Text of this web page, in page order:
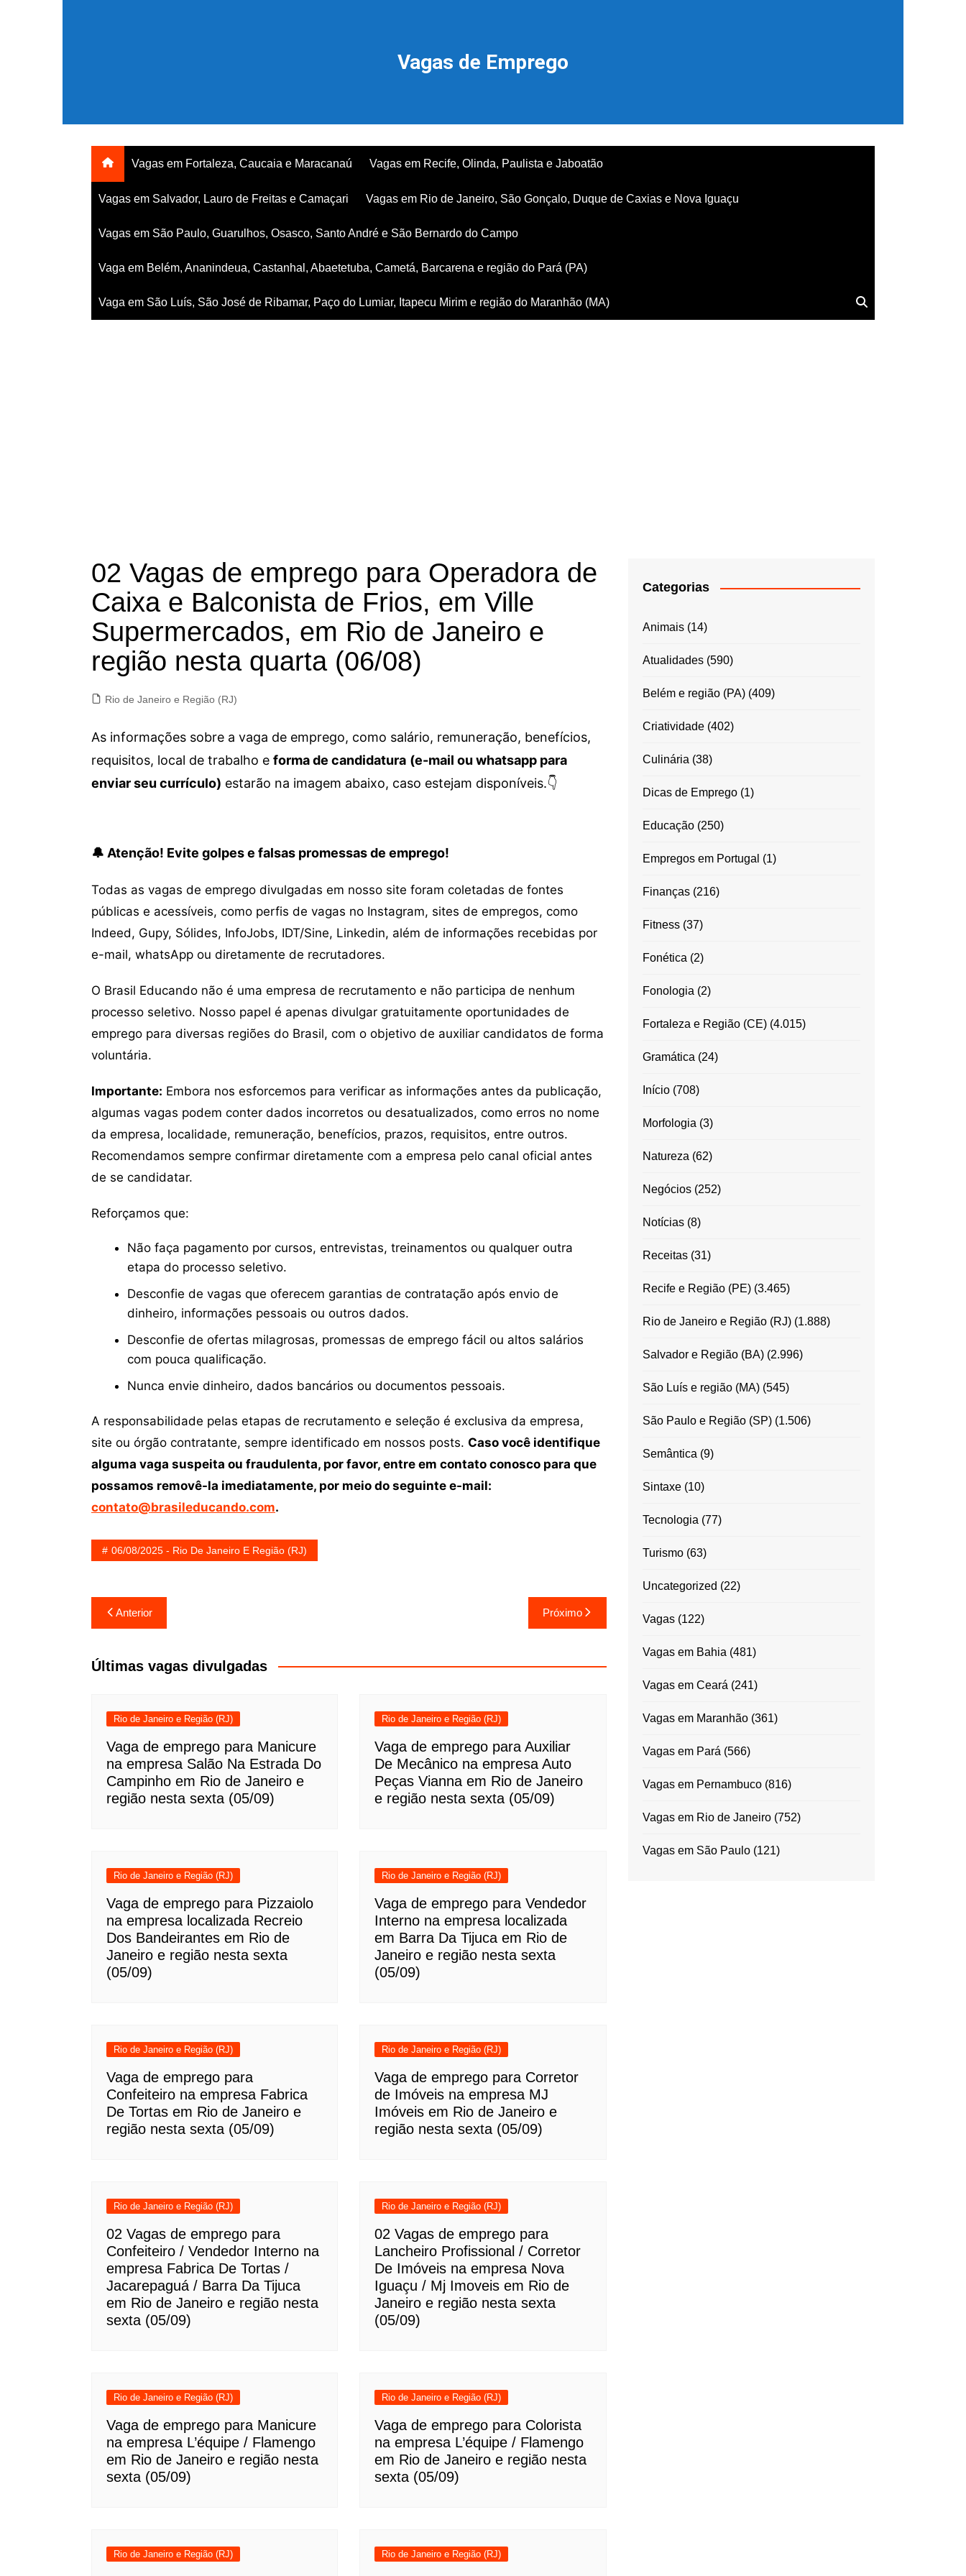
Vagas de Emprego
Vagas em Fortaleza, Caucaia e Maracanaú Vagas em Recife, Olinda, Paulista e Jaboatão
Vagas em Salvador, Lauro de Freitas e Camaçari Vagas em Rio de Janeiro, São Gonçalo, Duque de Caxias e Nova Iguaçu
Vagas em São Paulo, Guarulhos, Osasco, Santo André e São Bernardo do Campo
Vaga em Belém, Ananindeua, Castanhal, Abaetetuba, Cametá, Barcarena e região do Pará (PA)
Vaga em São Luís, São José de Ribamar, Paço do Lumiar, Itapecu Mirim e região do Maranhão (MA)
02 Vagas de emprego para Operadora de
Caixa e Balconista de Frios, em Ville
Supermercados, em Rio de Janeiro e
região nesta quarta (06/08)
Rio de Janeiro e Região (RJ)
As informações sobre a vaga de emprego, como salário, remuneração, benefícios,
requisitos, local de trabalho e forma de candidatura (e-mail ou whatsapp para
enviar seu currículo) estarão na imagem abaixo, caso estejam disponíveis.👇
🔔 Atenção! Evite golpes e falsas promessas de emprego!
Todas as vagas de emprego divulgadas em nosso site foram coletadas de fontes
públicas e acessíveis, como perfis de vagas no Instagram, sites de empregos, como
Indeed, Gupy, Sólides, InfoJobs, IDT/Sine, Linkedin, além de informações recebidas por
e-mail, whatsApp ou diretamente de recrutadores.
O Brasil Educando não é uma empresa de recrutamento e não participa de nenhum
processo seletivo. Nosso papel é apenas divulgar gratuitamente oportunidades de
emprego para diversas regiões do Brasil, com o objetivo de auxiliar candidatos de forma
voluntária.
Importante: Embora nos esforcemos para verificar as informações antes da publicação,
algumas vagas podem conter dados incorretos ou desatualizados, como erros no nome
da empresa, localidade, remuneração, benefícios, prazos, requisitos, entre outros.
Recomendamos sempre confirmar diretamente com a empresa pelo canal oficial antes
de se candidatar.
Reforçamos que:
Não faça pagamento por cursos, entrevistas, treinamentos ou qualquer outra
etapa do processo seletivo.
Desconfie de vagas que oferecem garantias de contratação após envio de
dinheiro, informações pessoais ou outros dados.
Desconfie de ofertas milagrosas, promessas de emprego fácil ou altos salários
com pouca qualificação.
Nunca envie dinheiro, dados bancários ou documentos pessoais.
A responsabilidade pelas etapas de recrutamento e seleção é exclusiva da empresa,
site ou órgão contratante, sempre identificado em nossos posts. Caso você identifique
alguma vaga suspeita ou fraudulenta, por favor, entre em contato conosco para que
possamos removê-la imediatamente, por meio do seguinte e-mail:
contato@brasileducando.com.
06/08/2025 - Rio De Janeiro E Região (RJ)
Navegação
de
Post
Anterior Próximo
Últimas vagas divulgadas
Rio de Janeiro e Região (RJ)
Vaga de emprego para Manicure
na empresa Salão Na Estrada Do
Campinho em Rio de Janeiro e
região nesta sexta (05/09)
Rio de Janeiro e Região (RJ)
Vaga de emprego para Auxiliar
De Mecânico na empresa Auto
Peças Vianna em Rio de Janeiro
e região nesta sexta (05/09)
Rio de Janeiro e Região (RJ)
Vaga de emprego para Pizzaiolo
na empresa localizada Recreio
Dos Bandeirantes em Rio de
Janeiro e região nesta sexta
(05/09)
Rio de Janeiro e Região (RJ)
Vaga de emprego para Vendedor
Interno na empresa localizada
em Barra Da Tijuca em Rio de
Janeiro e região nesta sexta
(05/09)
Rio de Janeiro e Região (RJ)
Vaga de emprego para
Confeiteiro na empresa Fabrica
De Tortas em Rio de Janeiro e
região nesta sexta (05/09)
Rio de Janeiro e Região (RJ)
Vaga de emprego para Corretor
de Imóveis na empresa MJ
Imóveis em Rio de Janeiro e
região nesta sexta (05/09)
Rio de Janeiro e Região (RJ)
02 Vagas de emprego para
Confeiteiro / Vendedor Interno na
empresa Fabrica De Tortas /
Jacarepaguá / Barra Da Tijuca
em Rio de Janeiro e região nesta
sexta (05/09)
Rio de Janeiro e Região (RJ)
02 Vagas de emprego para
Lancheiro Profissional / Corretor
De Imóveis na empresa Nova
Iguaçu / Mj Imoveis em Rio de
Janeiro e região nesta sexta
(05/09)
Rio de Janeiro e Região (RJ)
Vaga de emprego para Manicure
na empresa L’équipe / Flamengo
em Rio de Janeiro e região nesta
sexta (05/09)
Rio de Janeiro e Região (RJ)
Vaga de emprego para Colorista
na empresa L’équipe / Flamengo
em Rio de Janeiro e região nesta
sexta (05/09)
Rio de Janeiro e Região (RJ) Rio de Janeiro e Região (RJ)
Categorias
Animais(14)
Atualidades(590)
Belém e região (PA)(409)
Criatividade(402)
Culinária (38)
Dicas de Emprego(1)
Educação(250)
Empregos em Portugal (1)
Finanças(216)
Fitness(37)
Fonética (2)
Fonologia (2)
Fortaleza e Região (CE)(4.015)
Gramática (24)
Início(708)
Morfologia (3)
Natureza (62)
Negócios(252)
Notícias(8)
Receitas(31)
Recife e Região (PE)(3.465)
Rio de Janeiro e Região (RJ)(1.888)
Salvador e Região (BA)(2.996)
São Luís e região (MA)(545)
São Paulo e Região (SP)(1.506)
Semântica (9)
Sintaxe(10)
Tecnologia (77)
Turismo(63)
Uncategorized (22)
Vagas(122)
Vagas em Bahia (481)
Vagas em Ceará (241)
Vagas em Maranhão(361)
Vagas em Pará (566)
Vagas em Pernambuco(816)
Vagas em Rio de Janeiro(752)
Vagas em São Paulo(121)